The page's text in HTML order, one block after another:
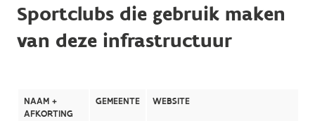
Sportclubs die gebruik maken
van deze infrastructuur
NAAM +
AFKORTING
GEMEENTE WEBSITE